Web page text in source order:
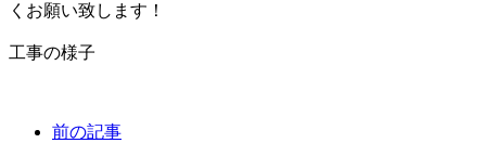
くお願い致します！
工事の様子
前の記事